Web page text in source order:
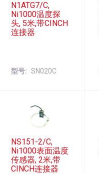
N1ATG7/C,
Ni1000温度探
头, 5米,带CINCH
连接器
型号 SN020C
NS151-2/C,
Ni1000表面温度
传感器, 2米,带
CINCH连接器